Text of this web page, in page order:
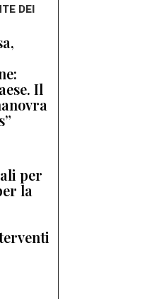
DEI
Il
per
la